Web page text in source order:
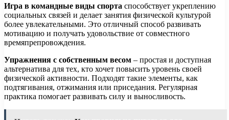
Игра в командные виды спорта способствует укреплению
социальных связей и делает занятия физической культурой
более увлекательными. Это отличный способ развивать
мотивацию и получать удовольствие от совместного
времяпрепровождения.
Упражнения с собственным весом – простая и доступная
альтернатива для тех, кто хочет повысить уровень своей
физической активности. Подходят такие элементы, как
подтягивания, отжимания или приседания. Регулярная
практика помогает развивать силу и выносливость.